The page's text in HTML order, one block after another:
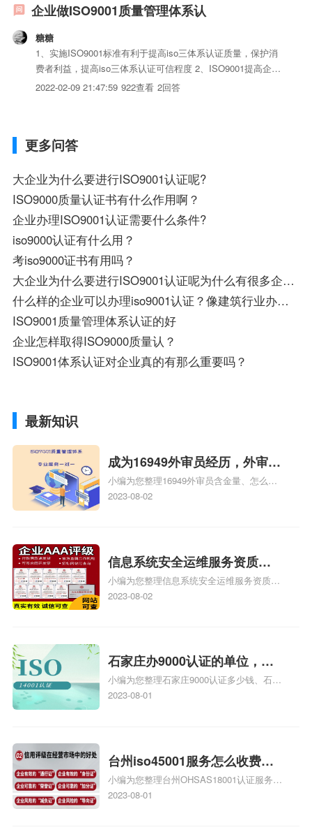
企业做ISO9001质量管理体系认
糖糖
1、实施ISO9001标准有利于提高iso三体系认证质量，保护消
费者利益，提高iso三体系认证可信程度 2、ISO9001提高企业
管理能力 3、持续改进和持续满足顾客的需求和期望 4、有利
2022-02-09 21:47:59 922查看 2回答
更多问答
大企业为什么要进行ISO9001认证呢?
ISO9000质量认证书有什么作用啊？
企业办理ISO9001认证需要什么条件?
iso9000认证有什么用？
考iso9000证书有用吗？
大企业为什么要进行ISO9001认证呢为什么有很多企业都办理ISO9001认证?
什么样的企业可以办理iso9001认证？像建筑行业办这个作用大吗
ISO9001质量管理体系认证的好
企业怎样取得ISO9000质量认？
ISO9001体系认证对企业真的有那么重要吗？
最新知识
成为16949外审员经历，外审员
16949
小编为您整理16949外审员含金量、怎么才
能成为注册的TS16949:2009的外审员、我
2023-08-02
信息系统安全运维服务资质二
级费用，信息系统安全运维服
务资质二级
小编为您整理信息系统安全运维服务资质认
证证书机构有哪些、安全运维服务资质的费
体系认证知识，详情可查看下方正文！
2023-08-02
石家庄办9000认证的单位，石
家庄9000认证的公司
小编为您整理石家庄9000认证多少钱、石家
庄9000认证价格多少钱、石家庄9000认证
2023-08-01
台州iso45001服务怎么收费，
台州iso45001认证服务怎么收
费
小编为您整理台州OHSAS18001认证服务中
心哪家收费便宜、台州ISO9000认证，哪个
2023-08-01